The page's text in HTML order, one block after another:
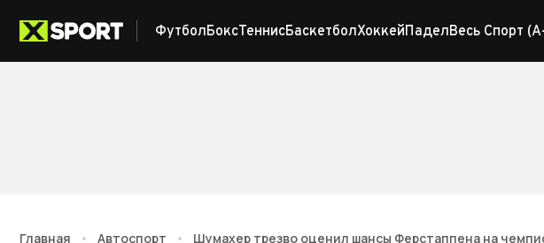
ФутболБоксТеннисБаскетболХоккейПаделВесь Спорт
Главная • Автоспорт • Шумахер трезво оценил шансы Ферстаппена на